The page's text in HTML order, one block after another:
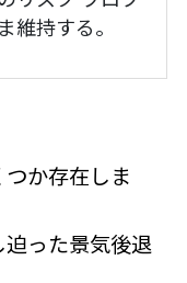
維持する。
か存在しま
迫った景気後退